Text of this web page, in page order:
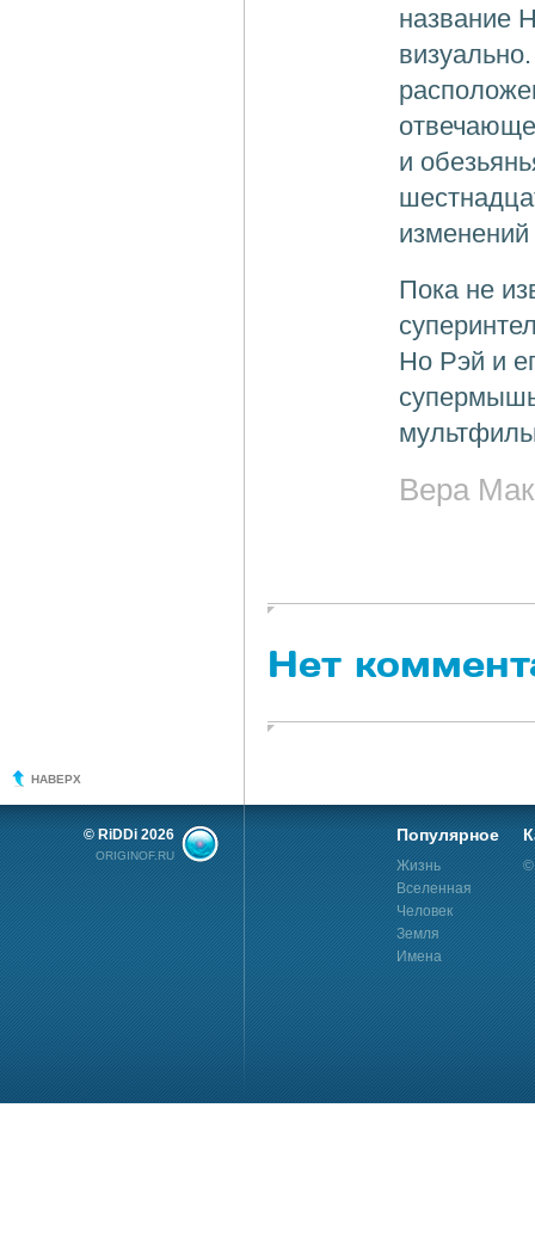
название
и
изменений
Пока не
Но Рэй и
Вера
Нет
НАВЕРХ
© RiDDi 2026
ORIGINOF.RU
Популярное
Жизнь
Вселенная
Человек
Земля
Имена
©